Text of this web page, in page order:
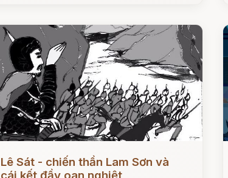
Lê Sát - chiến thần Lam Sơn và